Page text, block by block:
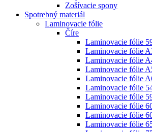
Zošívacie spony
Spotrebný materiál
Laminovacie fólie
Číre
Laminovacie fólie
Laminovacie fólie
Laminovacie fólie
Laminovacie fólie
Laminovacie fólie
Laminovacie fólie
Laminovacie fólie
Laminovacie fólie
Laminovacie fólie
Laminovacie fólie